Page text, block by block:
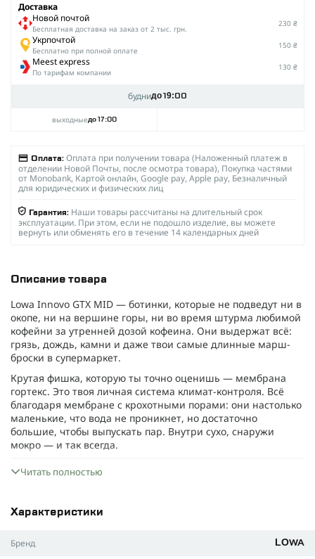
Доставка
Новой почтой
Беcплатная доставка на заказ от 2 тыс. грн.
230 ₴
Укрпочтой
Бесплатно при полной оплате
150 ₴
Meest express
По тарифам компании
130 ₴
буднидо 19:00
выходныедо 17:00
Оплата: Оплата при получении товара (Наложенный платеж в
отделении Новой Почты, после осмотра товара), Покупка частями
от Monobank, Картой онлайн, Google pay, Apple pay, Безналичный
для юридических и физических лиц
Гарантия: Наши товары рассчитаны на длительный срок
эксплуатации. При этом, если не подошло изделие, вы можете
вернуть или обменять его в течение 14 календарных дней
Описание товара
Lowa Innovo GTX MID — ботинки, которые не подведут ни в
окопе, ни на вершине горы, ни во время штурма любимой
кофейни за утренней дозой кофеина. Они выдержат всё:
грязь, дождь, камни и даже твои самые длинные марш-
броски в супермаркет.
Крутая фишка, которую ты точно оценишь — мембрана
гортекс. Это твоя личная система климат-контроля. Всё
благодаря мембране с крохотными порами: они настолько
маленькие, что вода не проникнет, но достаточно
большие, чтобы выпускать пар. Внутри сухо, снаружи
мокро — и так всегда.
Конструкция трёхслойная: снаружи текстиль, магическая
мембрана посередине и комфортная подкладка внутри.
влага испаряется через мембрану. А дождь и снег, сколько
бы они не старались, остаются снаружи.
Здесь всё серьёзно
Читать полностью
Характеристики
Бренд LOWA